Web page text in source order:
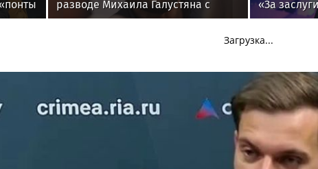
разводе Михаила Галустяна с
супругой
«За
IV степени
Загрузка...